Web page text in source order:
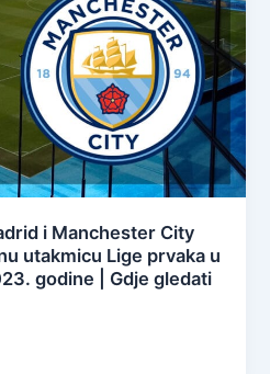
i Manchester City
utakmicu Lige prvaka u
godine | Gdje gledati